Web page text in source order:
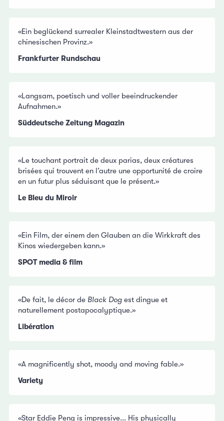
«Ein beglückend surrealer Kleinstadtwestern aus der
chinesischen Provinz.»
Frankfurter Rundschau
«Langsam, poetisch und voller beeindruckender
Aufnahmen.»
Süddeutsche Zeitung Magazin
«Le touchant portrait de deux parias, deux créatures
brisées qui trouvent en l’autre une opportunité de croire
en un futur plus séduisant que le présent.»
Le Bleu du Miroir
«Ein Film, der einem den Glauben an die Wirkkraft des
Kinos wiedergeben kann.»
SPOT media & film
«De fait, le décor de Black Dog est dingue et
naturellement postapocalyptique.»
Libération
«A magnificently shot, moody and moving fable.»
Variety
«Star Eddie Peng is impressive... His physically